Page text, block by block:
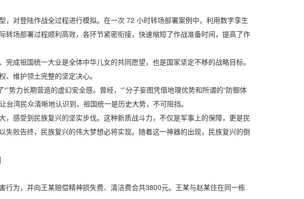
对登陆作战全过程进行模拟。在一次 72 小时转场部署案例中，利用数字孪生
场部署过程顺利高效，各环节紧密衔接，快速缩短了作战准备时间，提高了作
祖国统一大业是全体中华儿女的共同愿望，也是国家坚定不移的战略目标。
维护领土完整的坚定决心。
力长期营造的虚幻安全感。曾经，“”分子妄图凭借地理优势和所谓的“防御体
湾民众清晰地认识到，祖国统一是历史大势，不可阻挡。
感受到民族复兴的坚实步伐。这种新质战斗力，不仅是军事上的保障，更是民
败告终，民族复兴的伟大梦想必将实现。随着这一神器的出现，民族复兴的倒
为，并向王某赔偿精神损失费、清洁费合共3800元。王某与赵某住在同一栋